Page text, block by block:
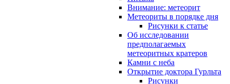
Внимание: метеорит
Метеориты в порядке дня
Рисунки к статье
Об исследовании
предполагаемых
метеоритных кратеров
Камни с неба
Открытие доктора Гурльта
Рисунки